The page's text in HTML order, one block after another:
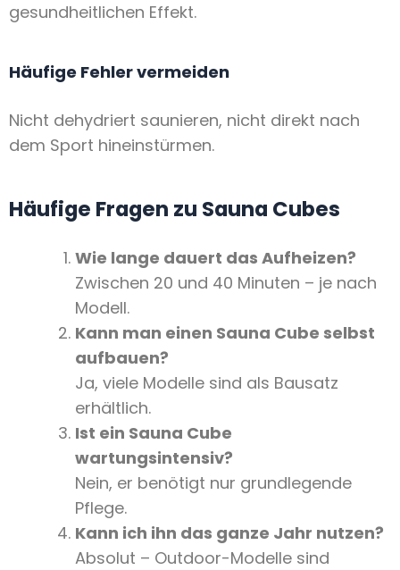
gesundheitlichen Effekt.
Häufige Fehler vermeiden
Nicht dehydriert saunieren, nicht direkt nach
dem Sport hineinstürmen.
Häufige Fragen zu Sauna Cubes
Wie lange dauert das Aufheizen?
Zwischen 20 und 40 Minuten – je nach
Modell.
Kann man einen Sauna Cube selbst
aufbauen?
Ja, viele Modelle sind als Bausatz
erhältlich.
Ist ein Sauna Cube
wartungsintensiv?
Nein, er benötigt nur grundlegende
Pflege.
Kann ich ihn das ganze Jahr nutzen?
Absolut – Outdoor-Modelle sind